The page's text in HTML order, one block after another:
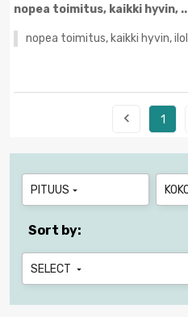
nopea toimitus, kaikki hyvin,
nopea toimitus, kaikki hyvin,
 1
PITUUS 
Sort by:
SELECT 